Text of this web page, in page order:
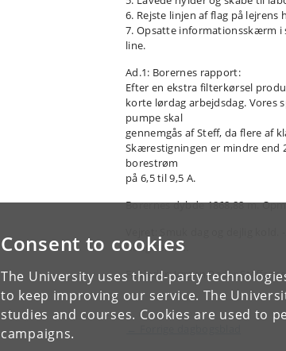
Consent to cookies
The University uses third-party
to keep improving our service. The
studies and courses. Cookies are used to
campaigns.
6. Rejste linjen af flag på lejrens
7. Opsatte informationsskærm i
line.
Ad.1: Borernes rapport:
Efter en ekstra filterkørsel
korte lørdag arbejdsdag. Vores
pumpe skal
gennemgås af Steff, da flere af
Skærestigningen er mindre end
borestrøm
på 6,5 til 9,5 A.
Borernes dybde 1868,88 m.
Ubegrænset.
Feltleder, Jørgen Peder